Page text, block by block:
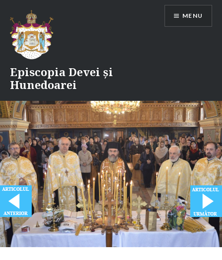
content
Episcopia Devei și
Hunedoarei
MENU